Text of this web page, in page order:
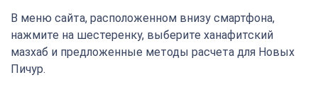
В меню сайта, расположенном внизу смартфона,
нажмите на шестеренку, выберите ханафитский
мазхаб и предложенные методы расчета для Новых
Пичур.